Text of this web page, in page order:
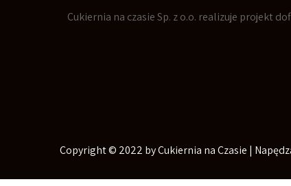
Cukiernia na czasie Sp. z o.o. realizuje projekt
Copyright © 2022 by Cukiernia na Czasie |